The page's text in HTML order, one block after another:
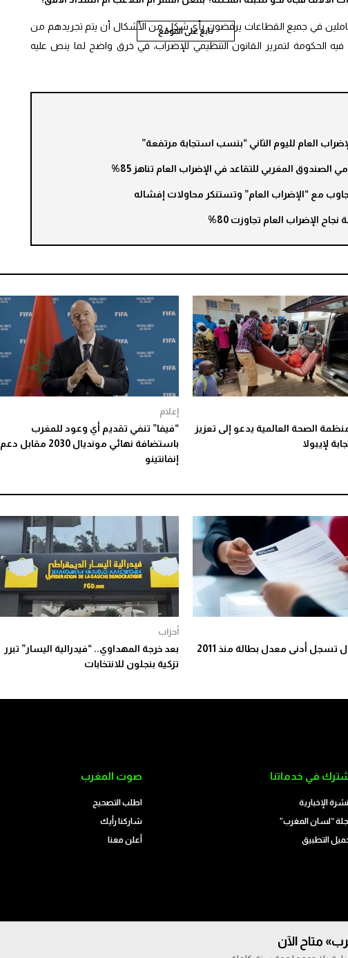
تابع على الموقع
في جميع القطاعات يرفضون بأي شكل من الأشكال أن يتم تجريدهم من
الحكومة لتمرير القانون التنظيمي للإضراب، في خرق واضح لما ينص عليه
العام لليوم الثاني “بنسب استجابة مرتفعة”
المغربي للتقاعد في الإضراب العام تناهز 85%
مع “الإضراب العام” وتستنكر محاولات إفشاله
الإضراب العام تجاوزت 80%
الصحة العالمية يدعو إلى تعزيز
لإيبولا
إعلام
“فيفا” تنفي تقديم أي وعود للمغرب
باستضافة نهائي مونديال 2030 مقابل دعم
إنفانتينو
تسجل أدنى معدل بطالة منذ 2011
أحزاب
بعد خرجة المهداوي.. “فيدرالية اليسار” تبرر
تزكية بنجلون للانتخابات
متاح الآن
في خدماتنا
الإخبارية
“لسان المغرب”
التطبيق
صوت المغرب
اطلب التصحيح
شاركنا رأيك
أعلن معنا